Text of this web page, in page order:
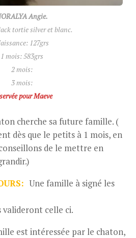
Angie.
tortie silver et blanc.
127grs
1 mois: 583grs
2 mois:
3 mois:
pour Maeve
cherche sa future famille. (
dès que le petits à 1 mois, en
de le mettre en
Une famille à signé les
valideront celle ci.
est intéressée par le chaton,